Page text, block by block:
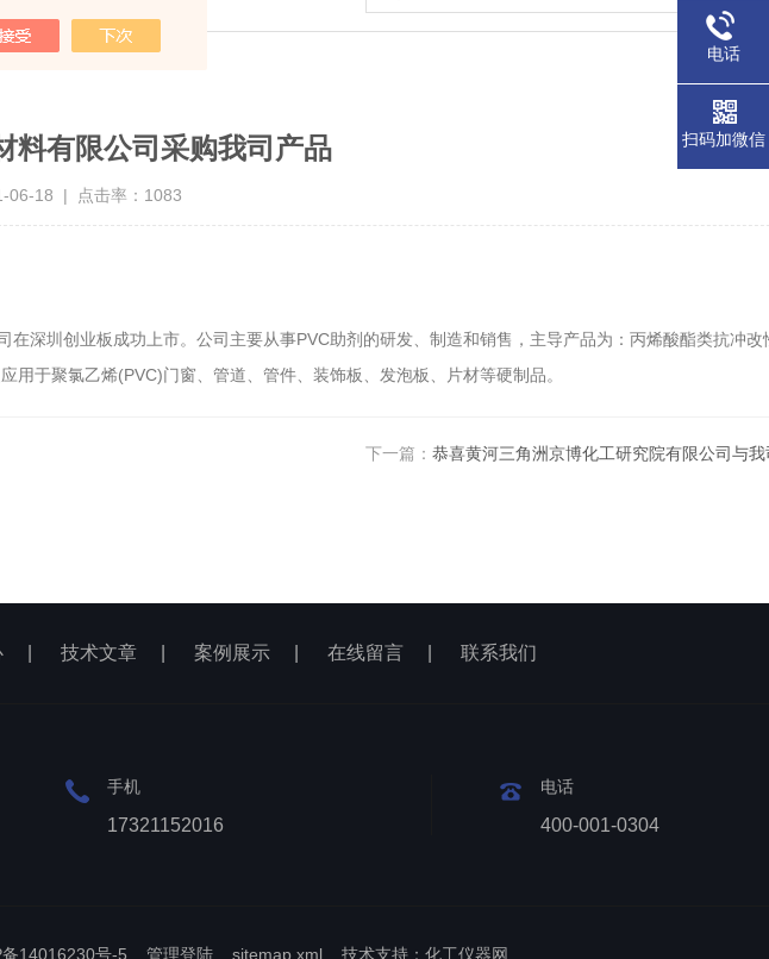
料有限公司采购我司产品
06-18 | 点击率：1083
圳创业板成功上市。公司主要从事PVC助剂的研发、制造和销售，主导产品为：丙烯酸酯类抗冲改
于聚氯乙烯(PVC)门窗、管道、管件、装饰板、发泡板、片材等硬制品。
下一篇： 恭喜黄河三角洲京博化工研究院有限公司与
技术文章 案例展示 在线留言 联系我们
手机
17321152016
电话
400-001-0304
14016230号-5 管理登陆 sitemap.xml 技术支持： 化工仪器网
电话
扫码加微信